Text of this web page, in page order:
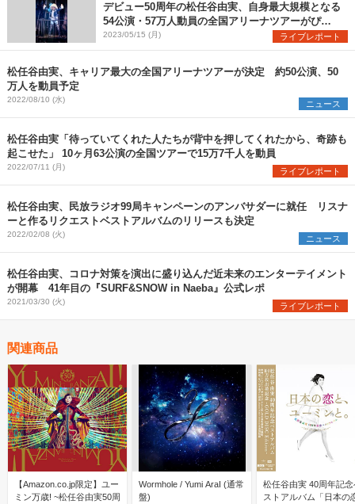
デビュー50周年の松任谷由実、自身最大規模となる
54公演・57万人動員の全国アリーナツアーがぴあ
アリーナMMで開幕
2023/05/15 (月) ライブレポート
松任谷由実、キャリア最大の全国アリーナツアーが決定 約50公演、50
万人を動員予定
2022/08/10 (水) ニュース
松任谷由実「待っていてくれた人たちが背中を押してくれたから、奇跡も
起こせた」 10ヶ月63公演の全国ツアーで15万7千人を動員
2022/07/11 (月) ライブレポート
松任谷由実、民放ラジオ99局キャンペーンのアンバサダーに就任 リスナ
ーと作るリクエストベストアルバムのリリースも決定
2022/02/08 (火) ニュース
松任谷由実、コロナ対策を演出に盛り込んだ近未来のエンターテイメント
が開幕 41年目の『SURF&SNOW in Naeba』公式レポ
2021/03/30 (火) ライブレポート
関連商品
【Amazon.co.jp限定】ユー
ミン万歳! ~松任谷由実50周
Wormhole / Yumi AraI (通常
盤)
松任谷由実 40周年記念
ストアルバム「日本の